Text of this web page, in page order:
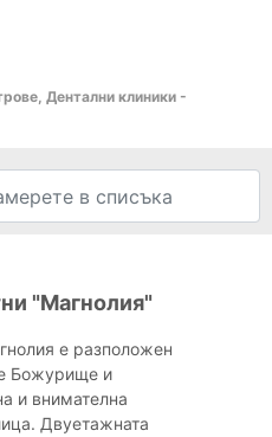
Дентални клиники -
"Магнолия"
е разположен
Божурище и
и внимателна
Двуетажната